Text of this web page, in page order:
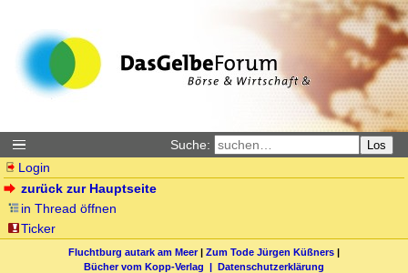
Suche: Los
Login
zurück zur Hauptseite
in Thread öffnen
Ticker
Fluchtburg autark am Meer| Zum Tode Jürgen Küßners |
Bücher vom Kopp-Verlag | Datenschutzerklärung